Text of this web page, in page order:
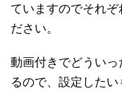
ていますのでそれぞ
ださい。
動画付きでどうい
るので、設定した